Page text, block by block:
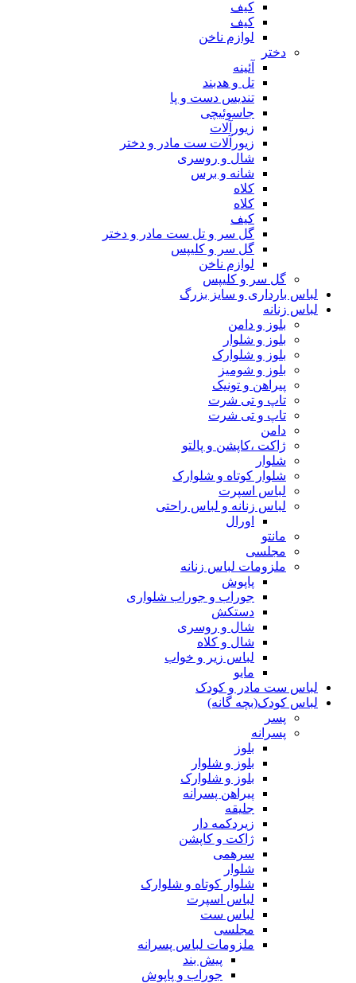
کیف
کیف
لوازم ناخن
دختر
آئینه
تل و هدبند
تندیس دست و پا
جاسوئیچی
زیورآلات
زیورآلات ست مادر و دختر
شال و روسری
شانه و برس
کلاه
کلاه
کیف
گل سر و تل ست مادر و دختر
گل سر و کلیپس
لوازم ناخن
گل سر و کلیپس
لباس بارداری و سایز بزرگ
لباس زنانه
بلوز و دامن
بلوز و شلوار
بلوز و شلوارک
بلوز و شومیز
پیراهن و تونیک
تاپ و تی شرت
تاپ و تی شرت
دامن
ژاکت ،کاپشن و پالتو
شلوار
شلوار کوتاه و شلوارک
لباس اسپرت
لباس زنانه و لباس راحتی
اورال
مانتو
مجلسی
ملزومات لباس زنانه
پاپوش
جوراب و جوراب شلواری
دستکش
شال و روسری
شال و کلاه
لباس زیر و خواب
مایو
لباس ست مادر و کودک
لباس کودک(بچه گانه)
پسر
پسرانه
بلوز
بلوز و شلوار
بلوز و شلوارک
پیراهن پسرانه
جلیقه
زیردکمه دار
ژاکت و کاپشن
سرهمی
شلوار
شلوار کوتاه و شلوارک
لباس اسپرت
لباس ست
مجلسی
ملزومات لباس پسرانه
پیش بند
جوراب و پاپوش